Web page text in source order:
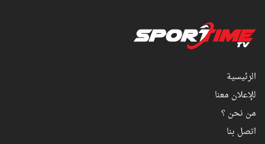
الرئيسية
للإعلان معنا
من نحن ؟
اتصل بنا